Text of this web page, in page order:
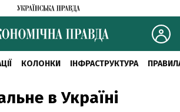
КОЛОНКИ ІНФРАСТРУКТУРА
в Україні